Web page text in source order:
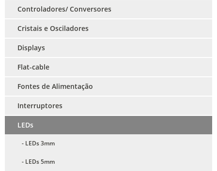
Controladores/ Conversores
Cristais e Osciladores
Displays
Flat-cable
Fontes de Alimentação
Interruptores
LEDs
- LEDs 3mm
- LEDs 5mm